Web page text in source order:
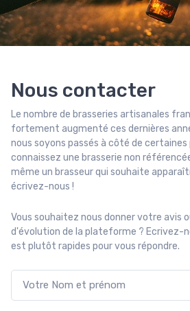
Nous contacter
Le nombre de brasseries artisanales
fortement augmenté ces dernières
nous soyons passés à côté de certaines
connaissez une brasserie non
même un brasseur qui souhaite
écrivez-nous !
Vous souhaitez nous donner votre avis
d'évolution de la plateforme ? Ecrivez-
est plutôt rapides pour vous répondre.